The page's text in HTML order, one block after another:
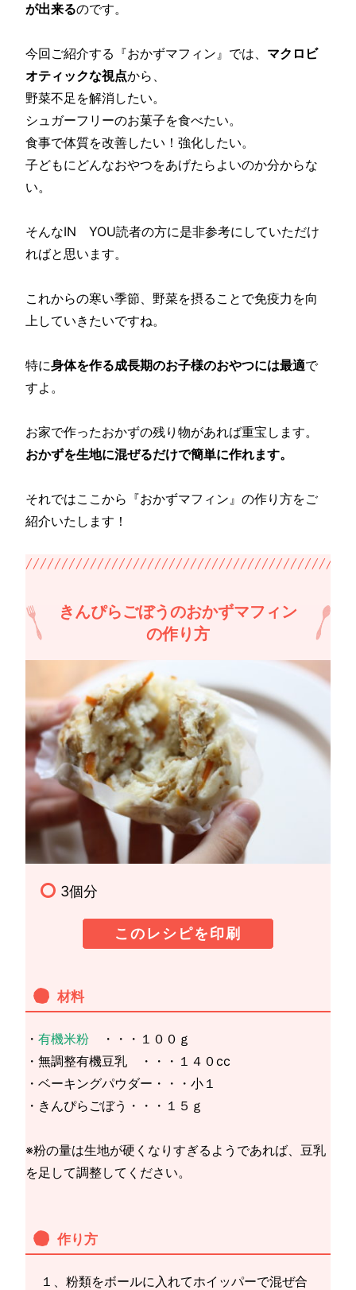
が出来るのです。
今回ご紹介する『おかずマフィン』では、 マクロビ
オティックな視点から、
野菜不足を解消したい。
シュガーフリーのお菓子を食べたい。
食事で体質を改善したい！強化したい。
子どもにどんなおやつをあげたらよいのか分からな
い。
そんなIN YOU読者の方に是非参考にしていただけ
ればと思います。
これからの寒い季節、野菜を摂ることで免疫力を向
上していきたいですね。
特に身体を作る成長期のお子様のおやつには最適で
すよ。
お家で作ったおかずの残り物があれば重宝します。
おかずを生地に混ぜるだけで簡単に作れます。
それではここから『おかずマフィン』の作り方をご
紹介いたします！
きんぴらごぼうのおかずマフィン
の作り方
3個分
このレシピを印刷
材料
・有機米粉 ・・・１００ｇ
・無調整有機豆乳 ・・・１４０cc
・ベーキングパウダー・・・小１
・きんぴらごぼう・・・１５ｇ
※粉の量は生地が硬くなりすぎるようであれば、豆乳
を足して調整してください。
作り方
１、粉類をボールに入れてホイッパーで混ぜ合